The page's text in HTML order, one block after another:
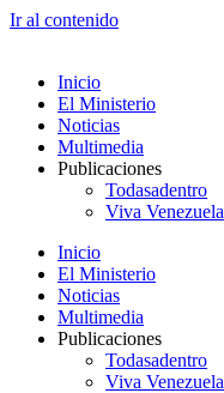
Ir al contenido
Inicio
El Ministerio
Noticias
Multimedia
Publicaciones
Todasadentro
Viva Venezuela
Inicio
El Ministerio
Noticias
Multimedia
Publicaciones
Todasadentro
Viva Venezuela